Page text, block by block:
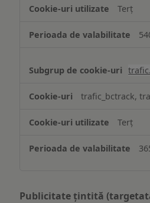
Terț
trafic_bctrack,
Terț
Publicitate țintită